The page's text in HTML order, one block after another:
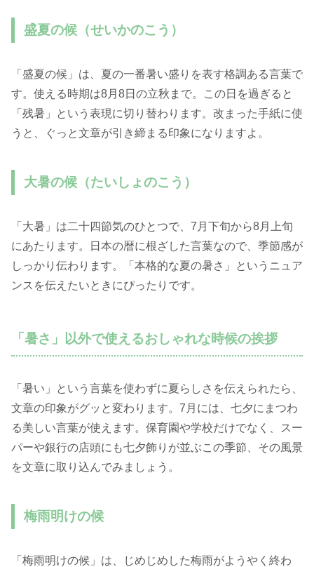
盛夏の候（せいかのこう）
「盛夏の候」は、夏の一番暑い盛りを表す格調ある言葉で
す。使える時期は8月8日の立秋まで。この日を過ぎると
「残暑」という表現に切り替わります。改まった手紙に使
うと、ぐっと文章が引き締まる印象になりますよ。
大暑の候（たいしょのこう）
「大暑」は二十四節気のひとつで、7月下旬から8月上旬
にあたります。日本の暦に根ざした言葉なので、季節感が
しっかり伝わります。「本格的な夏の暑さ」というニュア
ンスを伝えたいときにぴったりです。
「暑さ」以外で使えるおしゃれな時候の挨拶
「暑い」という言葉を使わずに夏らしさを伝えられたら、
文章の印象がグッと変わります。7月には、七夕にまつわ
る美しい言葉が使えます。保育園や学校だけでなく、スー
パーや銀行の店頭にも七夕飾りが並ぶこの季節、その風景
を文章に取り込んでみましょう。
梅雨明けの候
「梅雨明けの候」は、じめじめした梅雨がようやく終わ